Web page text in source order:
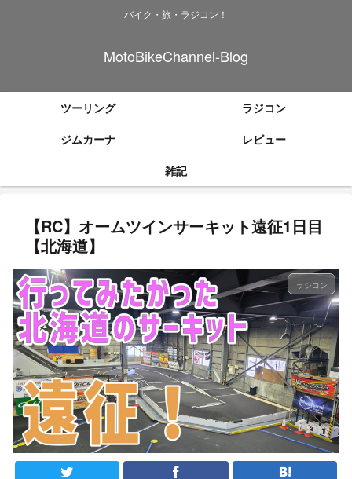
バイク・旅・ラジコン！
MotoBikeChannel-Blog
ツーリング
ラジコン
ジムカーナ
レビュー
雑記
【RC】オームツインサーキット遠征1日目
【北海道】
ラジコン